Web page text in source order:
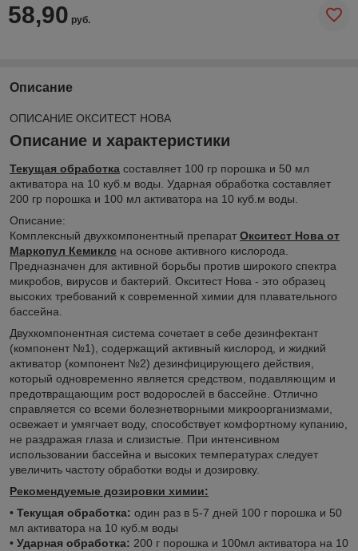
58,90 руб.
Описание
ОПИСАНИЕ ОКСИТЕСТ НОВА
Описание и характеристики
Текущая обработка составляет 100 гр порошка и 50 мл
активатора на 10 куб.м воды. Ударная обработка составляет
200 гр порошка и 100 мл активатора на 10 куб.м воды.
Описание:
Комплексный двухкомпонентный препарат Окситест Нова от
Маркопул Кемиклс на основе активного кислорода.
Предназначен для активной борьбы против широкого спектра
микробов, вирусов и бактерий. Окситест Нова - это образец
высоких требований к современной химии для плавательного
бассейна.
Двухкомпонентная система сочетает в себе дезинфектант
(компонент №1), содержащий активный кислород, и жидкий
активатор (компонент №2) дезинфицирующего действия,
который одновременно является средством, подавляющим и
предотвращающим рост водорослей в бассейне. Отлично
справляется со всеми болезнетворными микроорганизмами,
освежает и умягчает воду, способствует комфортному купанию,
не раздражая глаза и слизистые. При интенсивном
использовании бассейна и высоких температурах следует
увеличить частоту обработки воды и дозировку.
Рекомендуемые дозировки химии:
• Текущая обработка: один раз в 5-7 дней 100 г порошка и 50
мл активатора на 10 куб.м воды
• Ударная обработка: 200 г порошка и 100мл активатора на 10